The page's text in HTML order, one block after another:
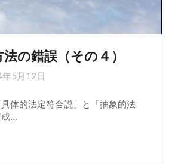
法の錯誤（その４）
5月12日
体的法定符合説」と「抽象的法
成…